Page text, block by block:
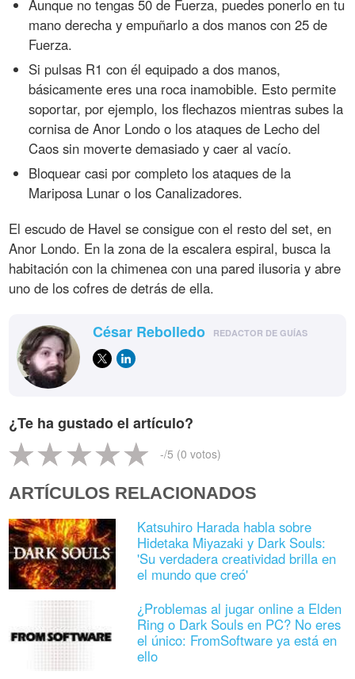
Aunque no tengas 50 de Fuerza, puedes ponerlo en tu
mano derecha y empuñarlo a dos manos con 25 de
Fuerza.
Si pulsas R1 con él equipado a dos manos,
básicamente eres una roca inamobible. Esto permite
soportar, por ejemplo, los flechazos mientras subes la
cornisa de Anor Londo o los ataques de Lecho del
Caos sin moverte demasiado y caer al vacío.
Bloquear casi por completo los ataques de la
Mariposa Lunar o los Canalizadores.
El escudo de Havel se consigue con el resto del set, en
Anor Londo. En la zona de la escalera espiral, busca la
habitación con la chimenea con una pared ilusoria y abre
uno de los cofres de detrás de ella.
César Rebolledo REDACTOR DE GUÍAS
¿Te ha gustado el artículo?
-/5 (0 votos)
ARTÍCULOS RELACIONADOS
Katsuhiro Harada habla sobre
Hidetaka Miyazaki y Dark Souls:
'Su verdadera creatividad brilla en
el mundo que creó'
¿Problemas al jugar online a Elden
Ring o Dark Souls en PC? No eres
el único: FromSoftware ya está en
ello